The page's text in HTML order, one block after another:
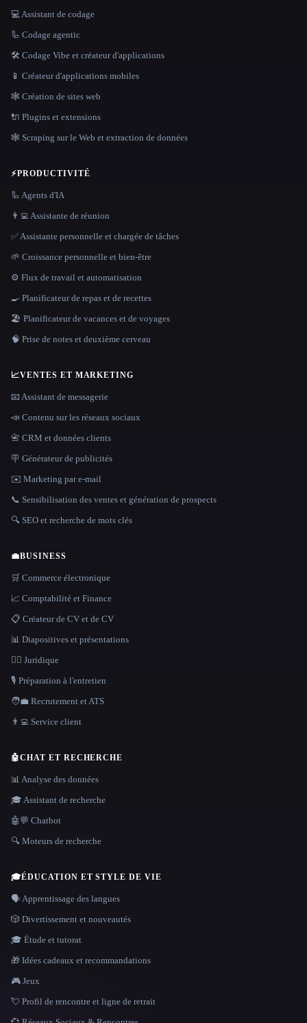
💻 Assistant de codage
🦾 Codage agentic
🛠️ Codage Vibe et créateur d'applications
📱 Créateur d'applications mobiles
🕸 Création de sites web
🔌 Plugins et extensions
🕸️ Scraping sur le Web et extraction de données
⚡PRODUCTIVITÉ
🦾 Agents d'IA
👨‍💻 Assistante de réunion
✅ Assistante personnelle et chargée de tâches
🌱 Croissance personnelle et bien-être
⚙️ Flux de travail et automatisation
🍳 Planificateur de repas et de recettes
🏖 Planificateur de vacances et de voyages
🧠 Prise de notes et deuxième cerveau
📈VENTES ET MARKETING
📧 Assistant de messagerie
📣 Contenu sur les réseaux sociaux
📇 CRM et données clients
🪧 Générateur de publicités
✉️ Marketing par e-mail
📞 Sensibilisation des ventes et génération de prospects
🔍 SEO et recherche de mots clés
💼BUSINESS
🛒 Commerce électronique
📈 Comptabilité et Finance
📋 Créateur de CV et de CV
📊 Diapositives et présentations
👩‍⚖️ Juridique
🎙️ Préparation à l'entretien
🧑‍💼 Recrutement et ATS
👨‍💻 Service client
🤖CHAT ET RECHERCHE
📊 Analyse des données
🎓 Assistant de recherche
🤖💬 Chatbot
🔍 Moteurs de recherche
🎓ÉDUCATION ET STYLE DE VIE
🗣️ Apprentissage des langues
🎲 Divertissement et nouveautés
🎓 Étude et tutorat
🎁 Idées cadeaux et recommandations
🎮 Jeux
💘 Profil de rencontre et ligne de retrait